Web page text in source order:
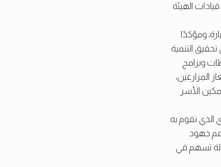
الهيئة
ومؤكدًا
التنمية
وبرامج
المزارعين،
الأسر
الذي تقوم به
دعم جهود
تسهم في